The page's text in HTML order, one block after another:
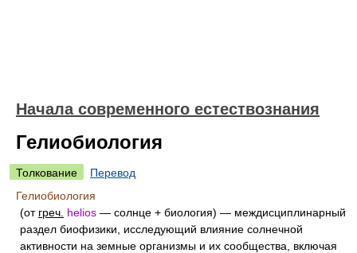
Начала современного естествознания
Гелиобиология
Толкование
Перевод
Гелиобиология
(от греч. helios — солнце + биология) — междисциплинарный
раздел биофизики, исследующий влияние солнечной
активности на земные организмы и их сообщества, включая